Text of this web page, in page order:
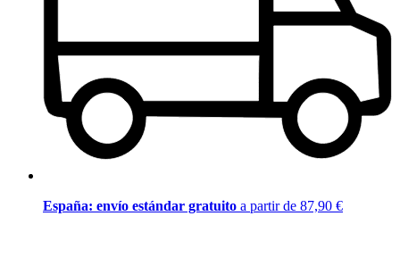
España: envío estándar gratuito a partir de 87,90 €